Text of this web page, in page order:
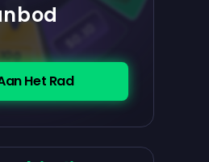
Het Rad